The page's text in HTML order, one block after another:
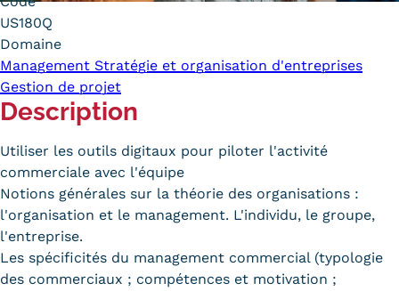
BFC
Nos centres administratifs
Quoi de neuf au Cnam BFC?
Actualités
Agenda
Contact
US180Q
Domaine
Management Stratégie et organisation d'entreprises
Gestion de projet
Description
Utiliser les outils digitaux pour piloter l'activité
commerciale avec l'équipe
Notions générales sur la théorie des organisations :
l'organisation et le management. L'individu, le groupe,
l'entreprise.
Les spécificités du management commercial (typologie
des commerciaux ; compétences et motivation ;